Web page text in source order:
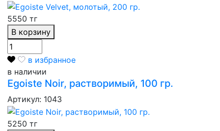
5550 тг
В корзину
в избранное
в наличии
Egoiste Noir, растворимый, 100 гр.
Артикул: 1043
5250 тг